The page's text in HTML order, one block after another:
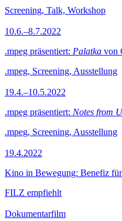
Screening, Talk, Workshop
10.6.–8.7.2022
.mpeg präsentiert: Palatka von
.mpeg, Screening, Ausstellung
19.4.–10.5.2022
.mpeg präsentiert: Notes from
.mpeg, Screening, Ausstellung
19.4.2022
Kino in Bewegung: Benefiz
FILZ empfiehlt
Dokumentarfilm